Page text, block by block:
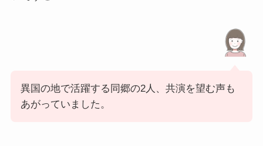
異国の地で活躍する同郷の2人、共演を望む声も
あがっていました。